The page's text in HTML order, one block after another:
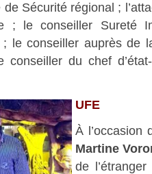
de Sécurité régional ;
; le conseiller Sureté
le conseiller auprès de
conseiller du chef
UFE
À l’occasion
Martine
de